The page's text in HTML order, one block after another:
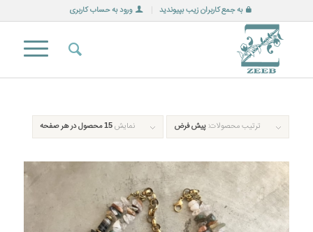
به جمع کاربران زیب بپیوندید ورود به حساب کاربری
ترتیب محصولات: پیش فرض نمایش15 محصول در هر صفحه